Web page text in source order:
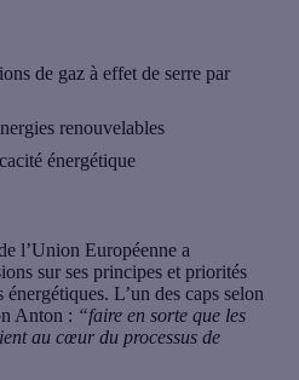
de gaz à effet de serre par
renouvelables
énergétique
l’Union Européenne a
sur ses principes et priorités
L’un des caps selon
Anton : “faire en sorte que les
au cœur du processus de